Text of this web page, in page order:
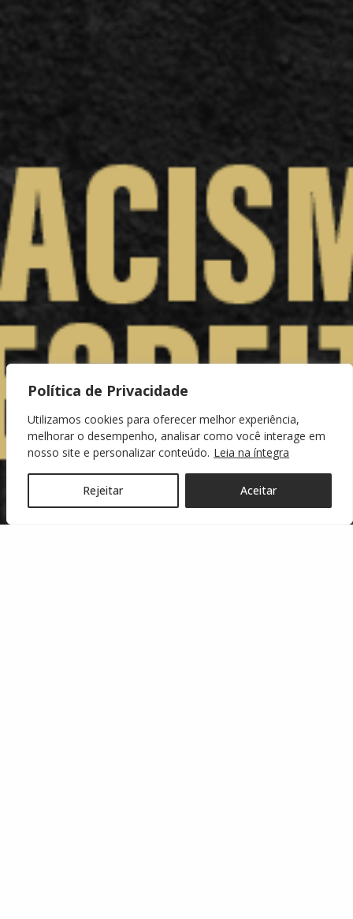
Política de Privacidade
Utilizamos cookies para oferecer melhor experiência,
melhorar o desempenho, analisar como você interage em
nosso site e personalizar conteúdo. Leia na íntegra
Rejeitar Aceitar